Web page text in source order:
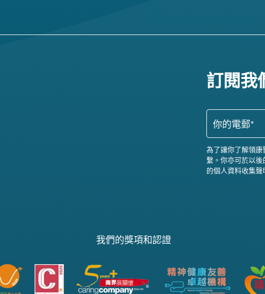
訂閱我
為了讓你了解領
繫。你亦可於以
的個人資料收集
我們的獎項和認證